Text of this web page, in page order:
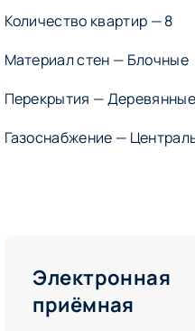
Количество квартир — 8
Материал стен — Блочные
Перекрытия — Деревянные
Газоснабжение —
Электронная
приёмная